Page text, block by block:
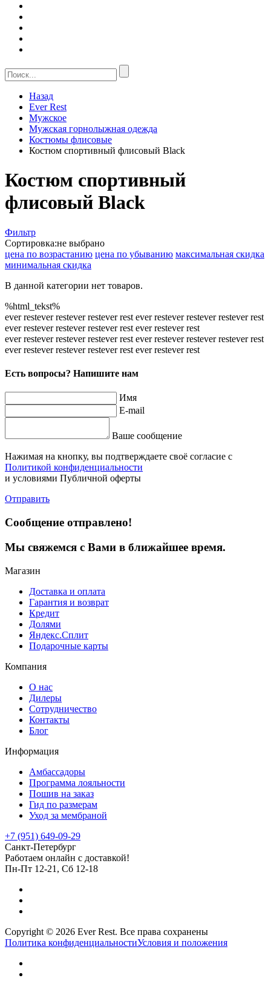
Назад
Ever Rest
Мужское
Мужская горнолыжная одежда
Костюмы флисовые
Костюм спортивный флисовый Black
Костюм спортивный
флисовый Black
Фильтр
Сортировка:не выбрано
цена по возрастанию цена по убыванию максимальная скидка
минимальная скидка
В данной категории нет товаров.
%html_tekst%
ever restever restever restever rest ever restever restever restever rest
ever restever restever restever rest ever restever rest
ever restever restever restever rest ever restever restever restever rest
ever restever restever restever rest ever restever rest
Есть вопросы? Напишите нам
Имя
E-mail
Ваше сообщение
Нажимая на кнопку, вы подтверждаете своё согласие с
Политикой конфиденциальности
и условиями Публичной оферты
Отправить
Сообщение отправлено!
Мы свяжемся с Вами в ближайшее время.
Магазин
Доставка и оплата
Гарантия и возврат
Кредит
Долями
Яндекс.Сплит
Подарочные карты
Компания
О нас
Дилеры
Сотрудничество
Контакты
Блог
Информация
Амбассадоры
Программа лояльности
Пошив на заказ
Гид по размерам
Уход за мембраной
+7 (951) 649-09-29
Санкт-Петербург
Работаем онлайн с доставкой!
Пн-Пт 12-21, Сб 12-18
Copyright © 2026 Ever Rest. Все права сохранены
Политика конфиденциальностиУсловия и положения